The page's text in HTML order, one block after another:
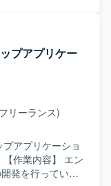
。 【求め
テストまでを主
など新しい技術
ながら開発を進
端末の開発に携
する知見を深め
幅広い工程に関
験を積むことが
・顔認証などの
プアプリケー
リーランス)
アプリケーショ
発を行っていた